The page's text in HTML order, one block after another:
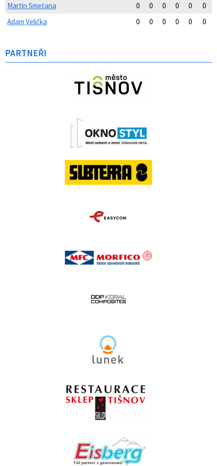
Martin Smetana
0 0 0 0 0
0
Adam Velička
0 0 0 0 0 0
PARTNEŘI